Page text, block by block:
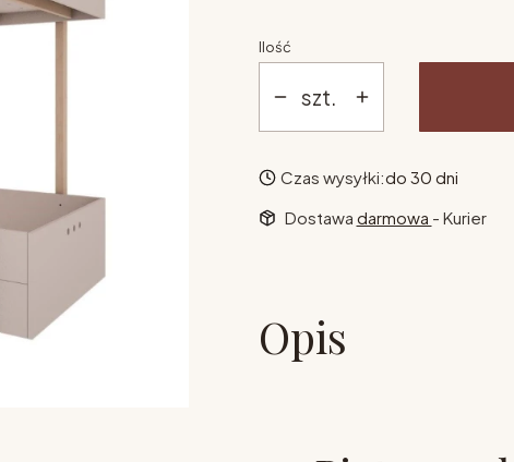
Ilość
szt.
Czas wysyłki:do 30 dni
Dostawa darmowa - Kurier
Opis